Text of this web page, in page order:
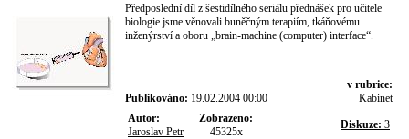
Předposlední díl z šestidílného seriálu přednášek pro učitele
biologie jsme věnovali buněčným terapiím, tkáňovému
inženýrství a oboru „brain-machine (computer) interface“.
Publikováno: 19.02.2004 00:00
v rubrice:
Kabinet
Autor:
Jaroslav Petr
Zobrazeno:
45325x
Diskuze: 3